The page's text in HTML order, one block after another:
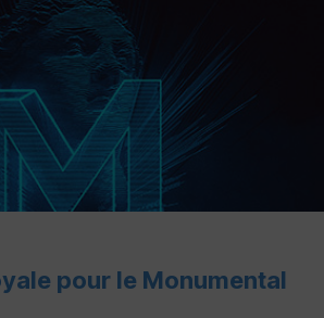
pour le Monumental